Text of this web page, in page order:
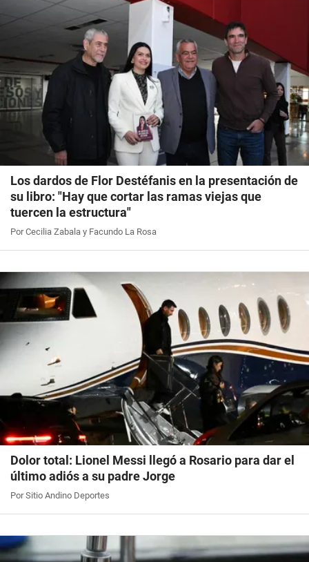
Los dardos de Flor Destéfanis en la presentación de
su libro: "Hay que cortar las ramas viejas que
tuercen la estructura"
Por Cecilia Zabala y Facundo La Rosa
Dolor total: Lionel Messi llegó a Rosario para dar el
último adiós a su padre Jorge
Por Sitio Andino Deportes